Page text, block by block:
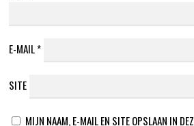
E-MAIL*
SITE
MIJN NAAM, E-MAIL EN SITE OPSLAAN IN